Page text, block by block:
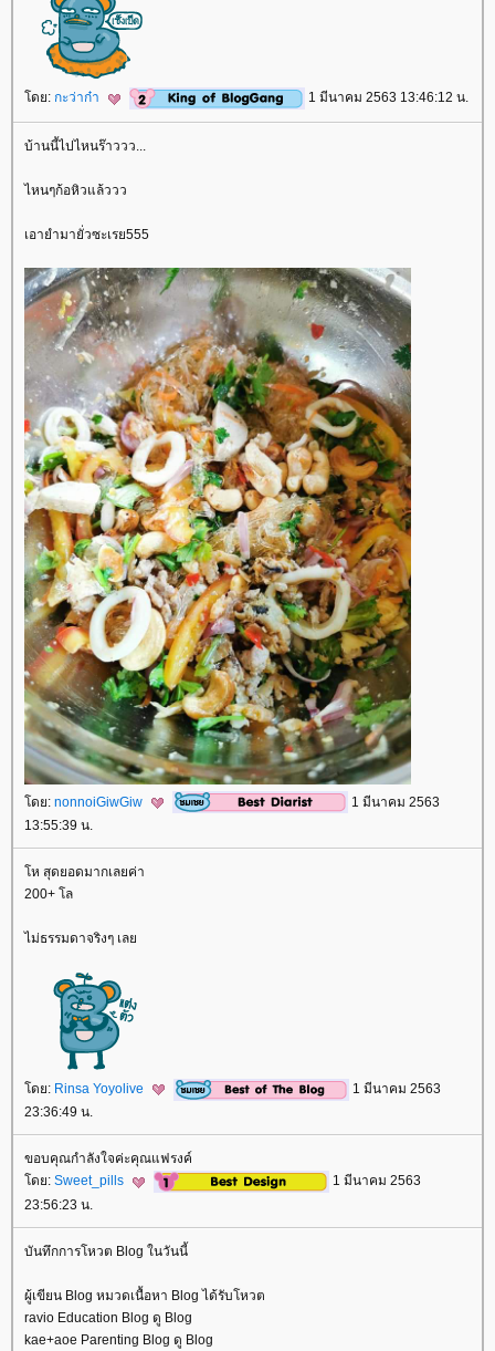
ดย: กะว่าก๋า 1 มีนาคม 2563 13:46:12 น.
บ้านนี้ไปไหนร๊าววว...
ไหนๆก้อหิวแล้ววว
เอายำมายั่วซะเรย555
ดย: nonnoiGiwGiw
1 มีนาคม 2563
13:55:39 น.
ห สุดยอดมากเลยค่า
200+ โล
ไม่ธรรมดาจริงๆ เล
ดย: Rinsa Yoyolive
1 มีนาคม 2563
23:36:49 น.
ขอบคุณกำลังใจค่ะคุณแฟรงค์
ดย: Sweet_pills
1 มีนาคม 2563
23:56:23 น.
บันทึกการโหวต Blog ในวันนี้
ผู้เขียน Blog หมวดเนื้อหา Blog ได้รับโหวต
ravio Education Blog ดู Blog
kae+aoe Parenting Blog ดู Blog